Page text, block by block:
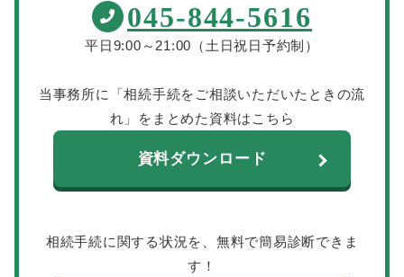
045-844-5616
平日9:00～21:00（土日祝日予約制）
当事務所に「相続手続をご相談いただいたときの流
れ」をまとめた資料はこちら
資料ダウンロード
相続手続に関する状況を、無料で簡易診断できま
す！